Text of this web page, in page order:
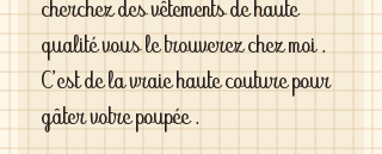
cherchez des vêtements de haute
qualité vous le trouverez chez moi .
C'est de la vraie haute couture pour
gâter votre poupée .